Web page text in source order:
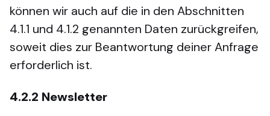
können wir auch auf die in den Abschnitten
4.1.1 und 4.1.2 genannten Daten zurückgreifen,
soweit dies zur Beantwortung deiner Anfrage
erforderlich ist.
4.2.2 Newsletter